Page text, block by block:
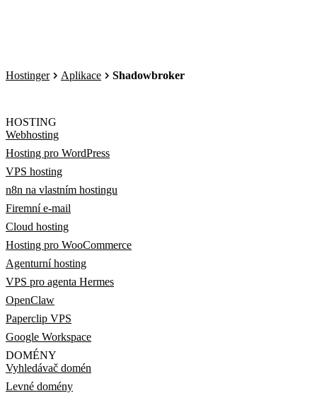
Hostinger Aplikace Shadowbroker
HOSTING
Webhosting
Hosting pro WordPress
VPS hosting
n8n na vlastním hostingu
Firemní e-mail
Cloud hosting
Hosting pro WooCommerce
Agenturní hosting
VPS pro agenta Hermes
OpenClaw
Paperclip VPS
Google Workspace
DOMÉNY
Vyhledávač domén
Levné domény